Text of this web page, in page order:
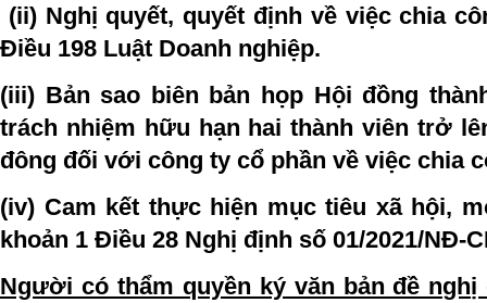
(ii) Nghị quyết, quyết định về việc chia
Điều 198 Luật Doanh nghiệp.
(iii) Bản sao biên bản họp Hội đồng
trách nhiệm hữu hạn hai thành viên trở
đông đối với công ty cổ phần về việc chia
(iv) Cam kết thực hiện mục tiêu xã hội,
khoản 1 Điều 28 Nghị định số 01/2021/NĐ-
Người có thẩm quyền ký văn bản đề nghị